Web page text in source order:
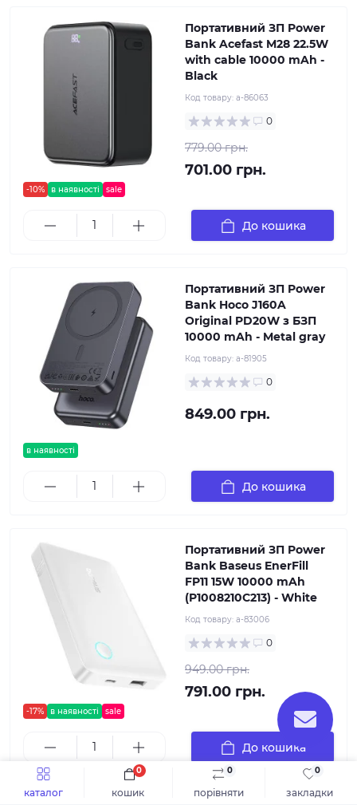
каталог порівняти
0
закладки
0
кошик
0
-10% в наявності sale
Портативний ЗП Power
Bank Acefast M28 22.5W
with cable 10000 mAh -
Black
Код товару: a-86063
0
779.00 грн.
701.00 грн.
До кошика
в наявності
Портативний ЗП Power
Bank Hoco J160A
Original PD20W з БЗП
10000 mAh - Metal gray
Код товару: a-81905
0
849.00 грн.
До кошика
-17% в наявності sale
Портативний ЗП Power
Bank Baseus EnerFill
FP11 15W 10000 mAh
(P1008210C213) - White
Код товару: a-83006
0
949.00 грн.
791.00 грн.
До кошика